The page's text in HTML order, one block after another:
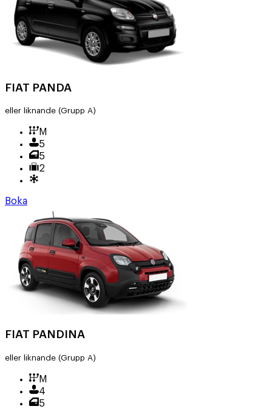
FIAT PANDA
eller liknande (Grupp A)
M
5
5
2
Boka
FIAT PANDINA
eller liknande (Grupp A)
M
4
5